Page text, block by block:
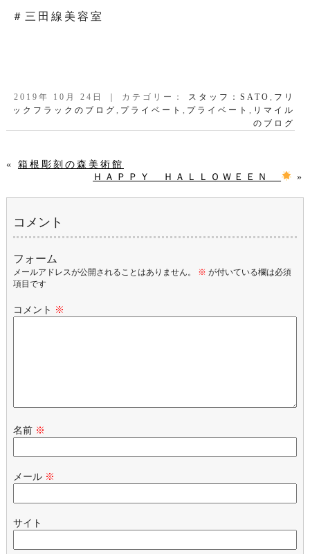
＃三田線美容室
2019年 10月 24日 ｜ カテゴリー： スタッフ：SATO, フリ
ックフラックのブログ, プライベート, プライベート, リマイル
のブログ
« 箱根彫刻の森美術館
ＨＡＰＰＹ ＨＡＬＬＯＷＥＥＮ
»
コメント
フォーム
メールアドレスが公開されることはありません。 ※ が付いている欄は必須
項目です
コメント ※
名前 ※
メール ※
サイト